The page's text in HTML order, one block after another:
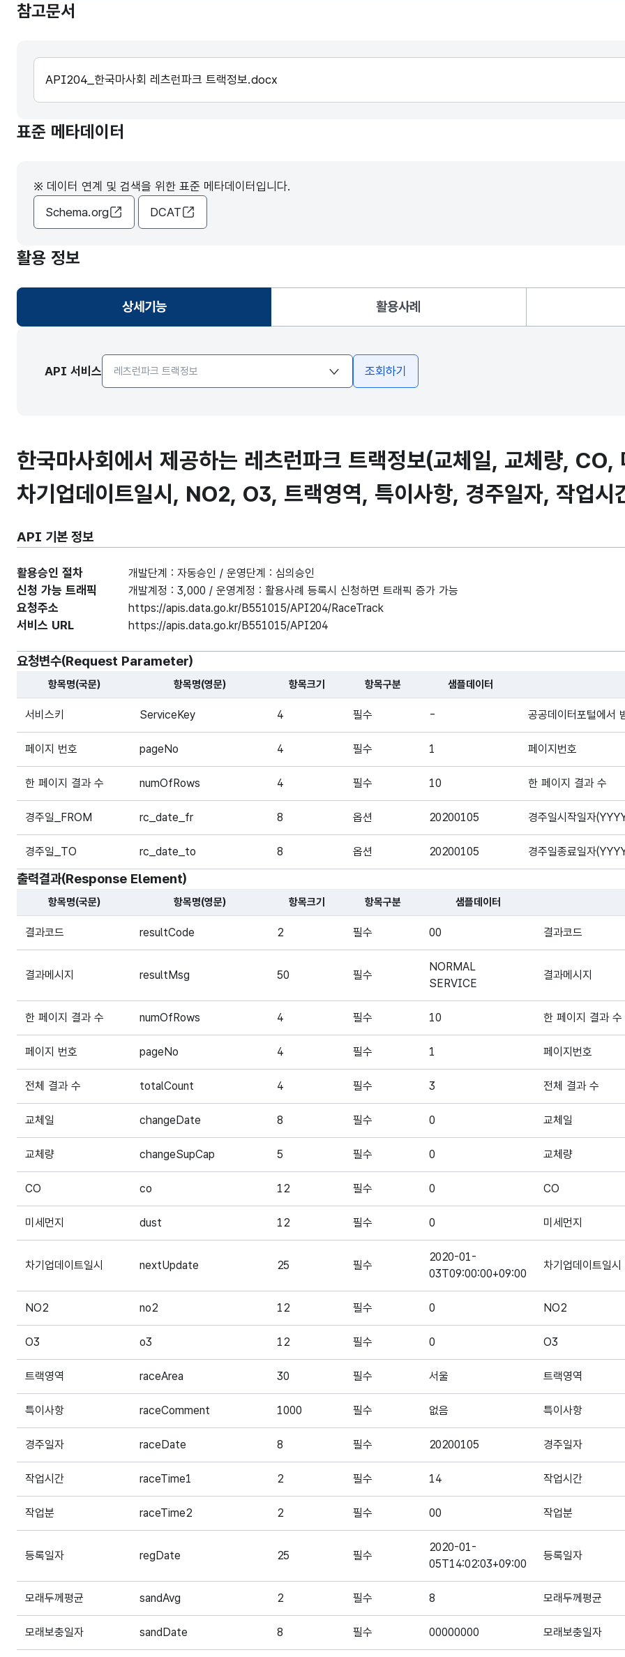
참고문서
API204_한국마사회 레츠런파크 트랙정보.docx
표준 메타데이터
※ 데이터 연계 및 검색을 위한 표준 메타데이터입니다.
Schema.org
DCAT
활용 정보
상세기능
선택됨
활용사례
API 서비스
API서비스 종류 선택
조회하기
한국마사회에서 제공하는 레츠런파크 트랙정보(교체일, 교체량, CO,
차기업데이트일시, NO2, O3, 트랙영역, 특이사항, 경주일자, 작업시
API 기본 정보
활용승인 절차 개발단계 : 자동승인 / 운영단계 : 심의승인
신청 가능 트래픽 개발계정 : 3,000 / 운영계정 : 활용사례 등록시 신청하면 트래픽 증가 가능
요청주소 https://apis.data.go.kr/B551015/API204/RaceTrack
서비스 URL https://apis.data.go.kr/B551015/API204
요청변수(Request Parameter)
해당 오픈API의 요청변수(Request Parameter) 항목에 대한 표로, 국문항목명, 영문 항목명, 항목크기, 항목구분, 샘플데이터,
항목명(국문) 항목명(영문) 항목크기 항목구분 샘플데이터
서비스키 ServiceKey 4 필수 - 공공데이터포털에서
페이지 번호 pageNo 4 필수 1 페이지번호
한 페이지 결과 수 numOfRows 4 필수 10 한 페이지 결과 수
경주일_FROM rc_date_fr 8 옵션 20200105 경주일시작일자
경주일_TO rc_date_to 8 옵션 20200105 경주일종료일자
출력결과(Response Element)
해당 오픈API의 출력결과(Response Element) 항목에 대한 표로, 국문항목명, 영문 항목명, 항목크기, 항목구분, 샘플데이터,
항목명(국문) 항목명(영문) 항목크기 항목구분 샘플데이터
결과코드 resultCode 2 필수 00 결과코드
결과메시지 resultMsg 50 필수
NORMAL
SERVICE
결과메시지
한 페이지 결과 수 numOfRows 4 필수 10 한 페이지 결과 수
페이지 번호 pageNo 4 필수 1 페이지번호
전체 결과 수 totalCount 4 필수 3 전체 결과 수
교체일 changeDate 8 필수 0 교체일
교체량 changeSupCap 5 필수 0 교체량
CO co 12 필수 0 CO
미세먼지 dust 12 필수 0 미세먼지
차기업데이트일시 nextUpdate 25 필수
2020-01-
03T09:00:00+09:00
차기업데이트일시
NO2 no2 12 필수 0 NO2
O3 o3 12 필수 0 O3
트랙영역 raceArea 30 필수 서울 트랙영역
특이사항 raceComment 1000 필수 없음 특이사항
경주일자 raceDate 8 필수 20200105 경주일자
작업시간 raceTime1 2 필수 14 작업시간
작업분 raceTime2 2 필수 00 작업분
등록일자 regDate 25 필수
2020-01-
05T14:02:03+09:00
등록일자
모래두께평균 sandAvg 2 필수 8 모래두께평균
모래보충일자 sandDate 8 필수 00000000 모래보충일자